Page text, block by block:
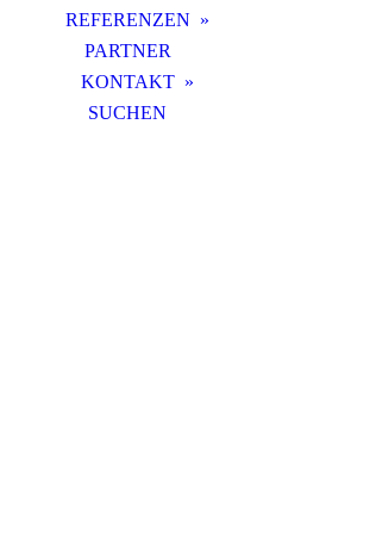
REFERENZEN
PARTNER
KONTAKT
SUCHEN